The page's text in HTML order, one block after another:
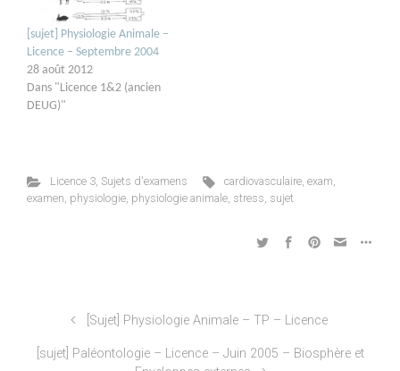
[sujet] Physiologie Animale –
Licence – Septembre 2004
28 août 2012
Dans "Licence 1&2 (ancien
DEUG)"
Licence 3, Sujets d'examens cardiovasculaire,exam,
examen, physiologie, physiologie animale, stress, sujet
[Sujet] Physiologie Animale – TP – Licence
[sujet] Paléontologie – Licence – Juin 2005 – Biosphère et